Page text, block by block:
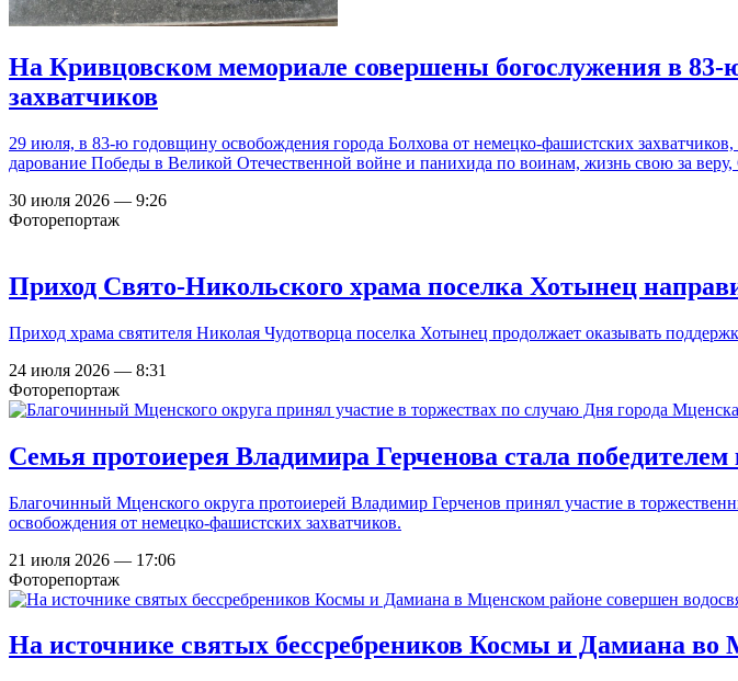
На Кривцовском мемориале совершены богослужения в
захватчиков
29 июля, в 83-ю годовщину освобождения города Болхова от немецко-фашистских
дарование Победы в Великой Отечественной войне и панихида по воинам, жизнь свою за
30 июля 2026 — 9:26
Фоторепортаж
Приход Свято-Никольского храма поселка Хотынец
Приход храма святителя Николая Чудотворца поселка Хотынец продолжает оказывать
24 июля 2026 — 8:31
Фоторепортаж
Семья протоиерея Владимира Герченова стала победителем
Благочинный Мценского округа протоиерей Владимир Герченов принял участие в
освобождения от немецко-фашистских захватчиков.
21 июля 2026 — 17:06
Фоторепортаж
На источнике святых бессребреников Космы и Дамиана